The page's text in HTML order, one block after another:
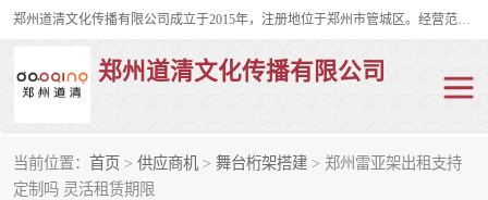
郑州道清文化传播有限公司成立于2015年，注册地位于郑州市管城区。经营范围包括会议及展览服务、庆典礼仪策划、企业形象策划、企业管理咨询、计算机图文设计、制作等。主要产品服务有：舞台桁架搭建，背景板搭建，灯光音响，雷亚舞台搭建、龙门架搭建、会议桌椅租赁、灯光音响租赁、空飘出租、气柱拱门租赁、喷绘写真制作、kt板制作。
郑州道清文化传播有限公司
当前位置： 首页 > 供应商机 > 舞台桁架搭建 > 郑州雷亚架出租支持
定制吗 灵活租赁期限
舞台桁架搭建